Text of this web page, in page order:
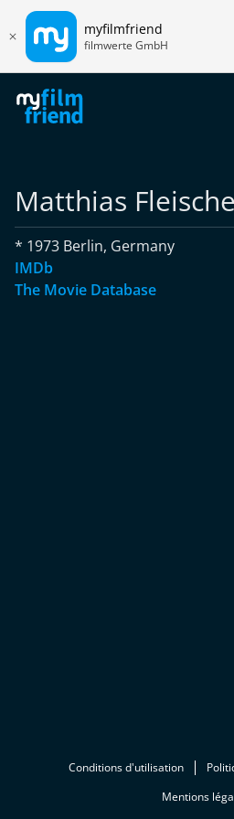
myfilmfriend
filmwerte GmbH
Matthias
* 1973 Berlin, Germany
IMDb
The Movie Database
Conditions d'utilisation
Mentions